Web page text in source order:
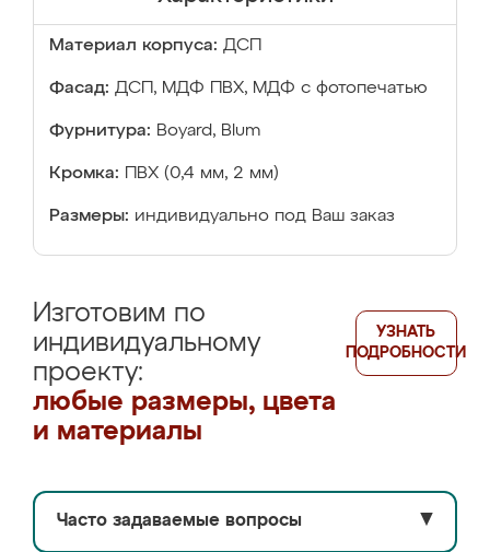
Материал корпуса: ДСП
Фасад: ДСП, МДФ ПВХ, МДФ с фотопечатью
Фурнитура: Boyard, Blum
Кромка: ПВХ (0,4 мм, 2 мм)
Размеры: индивидуально под Ваш заказ
Изготовим по
индивидуальному
проекту:
любые размеры, цвета
и материалы
УЗНАТЬ
ПОДРОБНОСТИ
Часто задаваемые вопросы ▼